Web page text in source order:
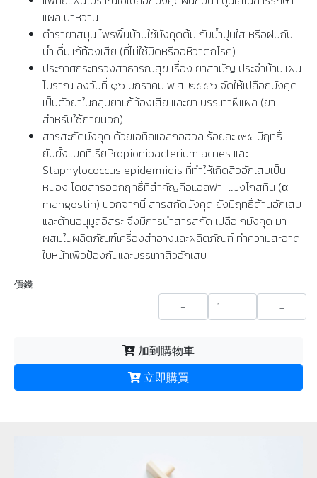
แผลเบาหวาน
ตำรายาสมุน ไพรพื้นบ้านใช้มังคุดต้ม กับน้ำปูนใส หรือฝนกับ
น้ำ ดื่มแก้ท้องเสีย (ที่ไม่ใช้บิดหรืออหิวาตกโรค)
ประกาศกระทรวงสาธารณสุข เรื่อง ยาสามัญ ประจำบ้านแผน
โบราณ ลงวันที่ ๑๖ มกราคม พ.ศ. ๒๕๕๖ จัดให้เปลือกมังคุด
เป็นตัวยาในกลุ่มยาแก้ท้องเสีย และยา บรรเทาฝีแผล (ยา
สำหรับใช้ภายนอก)
สารสะกัดมังคุด ด้วยเอทิลแอลกอฮอล ร้อยละ ๙๕ มีฤทธิ์
ยับยั้งแบคทีเรียPropionibacterium acnes และ
Staphylococcus epidermidis ที่ทำให้เกิดสิวอักเสบเป็น
หนอง โดยสารออกฤทธิ์ที่สำคัญคือแอลฟา-แมงโกสทิน (α-
mangostin) นอกจากนี้ สารสกัดมังคุด ยังมีฤทธิ์ต้านอักเสบ
และต้านอนุมูลอิสระ จึงมีการนำสารสกัด เปลือ กมังคุด มา
ผสมในผลิตภัณฑ์เครื่องสำอางและผลิตภัณฑ์ ทำความสะอาด
ใบหน้าเพื่อป้องกันและบรรเทาสิวอักเสบ
價錢
- +
加到購物車
立即購買